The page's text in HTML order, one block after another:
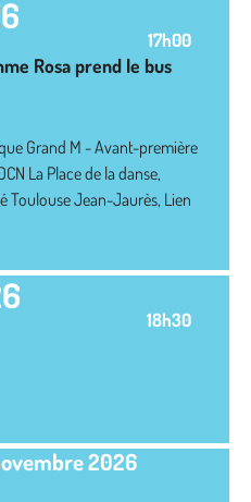
17h00
Rosa prend le bus
Grand M - Avant-première
La Place de la danse,
Toulouse Jean-Jaurès, Lien
18h30
2026